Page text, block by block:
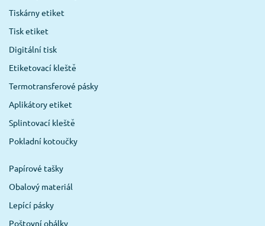
Tiskárny etiket
Tisk etiket
Digitální tisk
Etiketovací kleště
Termotransferové pásky
Aplikátory etiket
Splintovací kleště
Pokladní kotoučky
Papírové tašky
Obalový materiál
Lepící pásky
Poštovní obálky